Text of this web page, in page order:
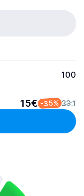
100
15€ -35% 23.1